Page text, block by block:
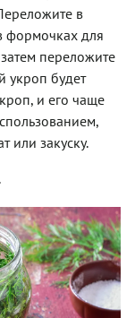
в
формочках для
переложите
укроп будет
и его чаще
или закуску.
.